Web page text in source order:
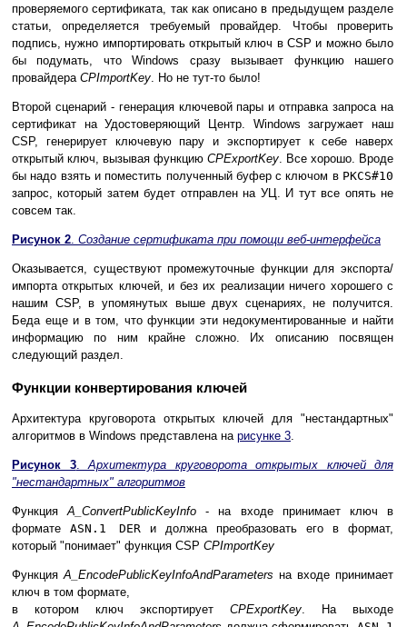
проверяемого сертификата, так как описано в предыдущем разделе
статьи, определяется требуемый провайдер. Чтобы проверить
подпись, нужно импортировать открытый ключ в CSP и можно было
бы подумать, что Windows сразу вызывает функцию нашего
провайдера CPImportKey. Но не тут-то было!
Второй сценарий - генерация ключевой пары и отправка запроса на
сертификат на Удостоверяющий Центр. Windows загружает наш
CSP, генерирует ключевую пару и экспортирует к себе наверх
открытый ключ, вызывая функцию CPExportKey. Все хорошо. Вроде
бы надо взять и поместить полученный буфер с ключом в PKCS#10
запрос, который затем будет отправлен на УЦ. И тут все опять не
совсем так.
Рисунок 2. Создание сертификата при помощи веб-интерфейса
Оказывается, существуют промежуточные функции для экспорта/
импорта открытых ключей, и без их реализации ничего хорошего с
нашим CSP, в упомянутых выше двух сценариях, не получится.
Беда еще и в том, что функции эти недокументированные и найти
информацию по ним крайне сложно. Их описанию посвящен
следующий раздел.
Функции конвертирования ключей
Архитектура круговорота открытых ключей для "нестандартных"
алгоритмов в Windows представлена на рисунке 3.
Рисунок 3.Архитектура круговорота открытых ключей для
"нестандартных" алгоритмов
ФункцияA_ConvertPublicKeyInfo - на входе принимает ключ в
формате ASN.1 DER и должна преобразовать его в формат,
который "понимает" функция CSP CPImportKey
ФункцияA_EncodePublicKeyInfoAndParameters на входе принимает
ключ в том формате,
в котором ключ экспортирует CPExportKey. На выходе